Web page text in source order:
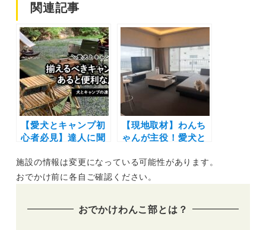
関連記事
【愛犬とキャンプ初
心者必見】達人に聞
ャンプギアを実際の
画像で紹介！必需品
【現地取材】わんち
ゃんが主役！愛犬と
「ドッグホテル白
浜」を紹介〜日帰り
施設の情報は変更になっている可能性があります。
おでかけ前に各自ご確認ください。
おでかけわんこ部とは？